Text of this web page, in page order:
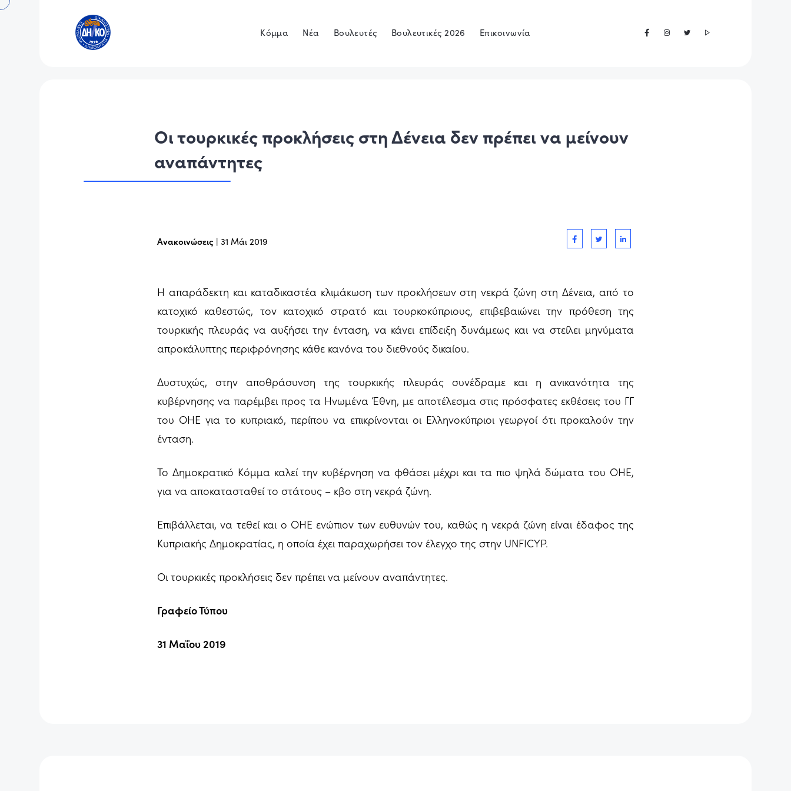
Κόμμα Νέα Βουλευτές Βουλευτικές 2026 Επικοινωνία
Οι τουρκικές προκλήσεις στη Δένεια δεν πρέπει να μείνουν
αναπάντητες
Ανακοινώσεις | 31 Μάι 2019
Η απαράδεκτη και καταδικαστέα κλιμάκωση των προκλήσεων στη νεκρά ζώνη στη Δένεια, από το
κατοχικό καθεστώς, τον κατοχικό στρατό και τουρκοκύπριους, επιβεβαιώνει την πρόθεση της
τουρκικής πλευράς να αυξήσει την ένταση, να κάνει επίδειξη δυνάμεως και να στείλει μηνύματα
απροκάλυπτης περιφρόνησης κάθε κανόνα του διεθνούς δικαίου.
Δυστυχώς, στην αποθράσυνση της τουρκικής πλευράς συνέδραμε και η ανικανότητα της
κυβέρνησης να παρέμβει προς τα Ηνωμένα Έθνη, με αποτέλεσμα στις πρόσφατες εκθέσεις του ΓΓ
του ΟΗΕ για το κυπριακό, περίπου να επικρίνονται οι Ελληνοκύπριοι γεωργοί ότι προκαλούν την
ένταση.
Το Δημοκρατικό Κόμμα καλεί την κυβέρνηση να φθάσει μέχρι και τα πιο ψηλά δώματα του ΟΗΕ,
για να αποκατασταθεί το στάτους – κβο στη νεκρά ζώνη.
Επιβάλλεται, να τεθεί και ο ΟΗΕ ενώπιον των ευθυνών του, καθώς η νεκρά ζώνη είναι έδαφος της
Κυπριακής Δημοκρατίας, η οποία έχει παραχωρήσει τον έλεγχο της στην UNFICYP.
Οι τουρκικές προκλήσεις δεν πρέπει να μείνουν αναπάντητες.
Γραφείο Τύπου
31 Μαΐου 2019